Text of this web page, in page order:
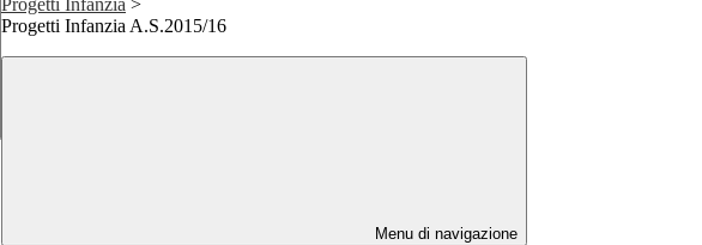
Progetti Infanzia >
Progetti Infanzia A.S.2015/16
Menu di navigazione